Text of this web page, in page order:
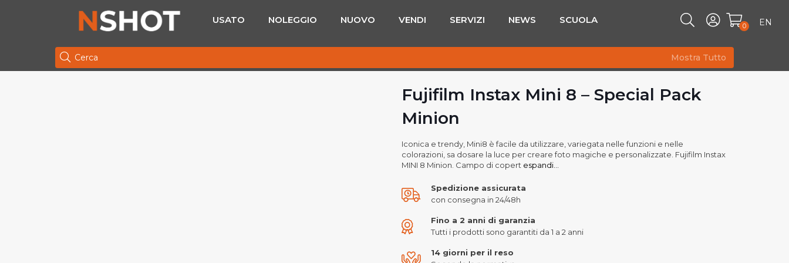
USATO NOLEGGIO NUOVO VENDI SERVIZI NEWS SCUOLA
0 EN
Mostra Tutto
Fujifilm Instax Mini 8 – Special Pack
Minion
Iconica e trendy, Mini8 è facile da utilizzare, variegata nelle funzioni e nelle
colorazioni, sa dosare la luce per creare foto magiche e personalizzate. Fujifilm Instax
MINI 8 Minion. Campo di copert espandi...
Spedizione assicurata
con consegna in 24/48h
Fino a 2 anni di garanzia
Tutti i prodotti sono garantiti da 1 a 2 anni
14 giorni per il reso